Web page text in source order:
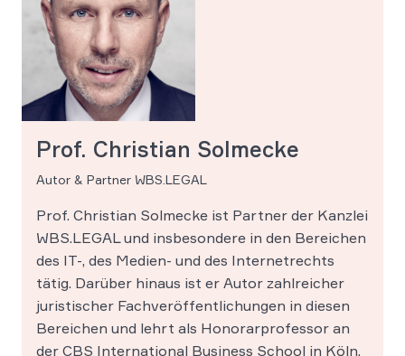
Prof. Christian Solmecke
Autor & Partner WBS.LEGAL
Prof. Christian Solmecke ist Partner der Kanzlei
WBS.LEGAL und insbesondere in den Bereichen
des IT-, des Medien- und des Internetrechts
tätig. Darüber hinaus ist er Autor zahlreicher
juristischer Fachveröffentlichungen in diesen
Bereichen und lehrt als Honorarprofessor an
der CBS International Business School in Köln.